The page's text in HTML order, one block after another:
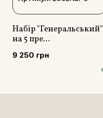
Набір "Генеральський"
на 5 пре...
9 250 грн